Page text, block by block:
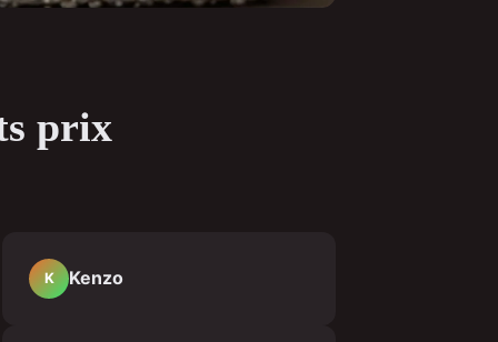
prix
K Kenzo